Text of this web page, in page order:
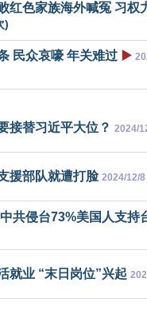
红色家族海外喊冤 习权
)
民众哀嚎 年关难过 ▶️
接替习近平大位？ 2024/
援部队就遭打脸 2024/12/8
共侵台73%美国人支持
就业 “末日岗位”兴起